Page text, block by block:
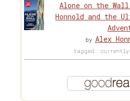
Alone on the
Honnold and the
by Alex
tagged: